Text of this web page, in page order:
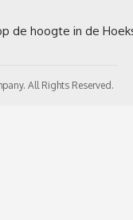
All Rights Reserved.